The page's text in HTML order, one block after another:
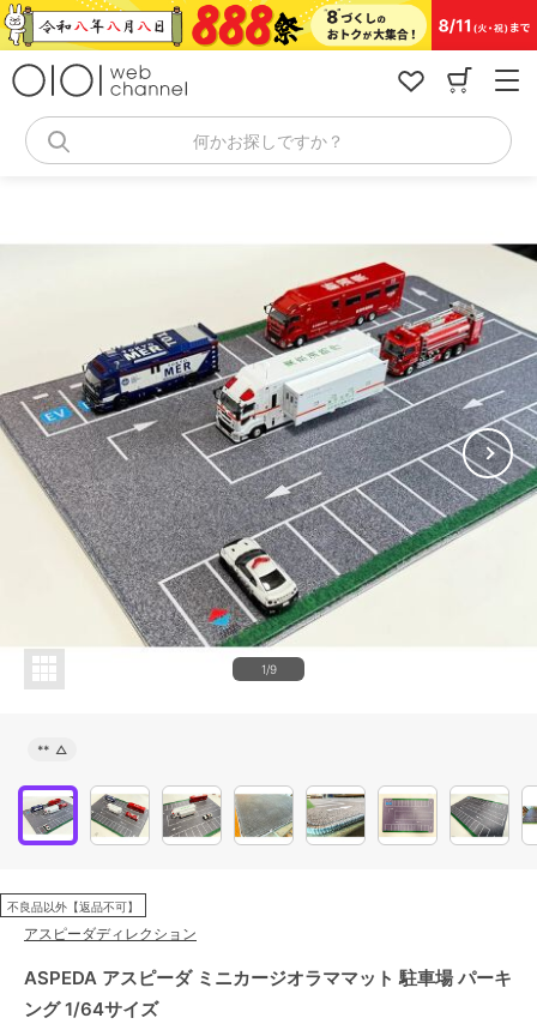
コ
ン
何かお探しですか？
1/9
** △
不良品以外【返品不可】
アスピーダディレクション
ASPEDA アスピーダ ミニカージオラママット 駐車場 パーキ
ング 1/64サイズ